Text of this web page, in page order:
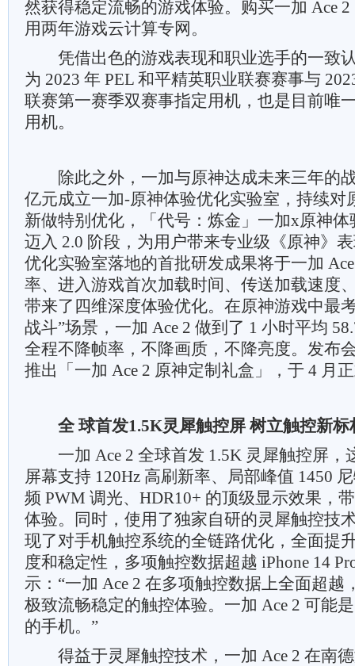
然获得稳定流畅的游戏体验。购买一加 Ace
用两年游戏云计算专网。
凭借出色的游戏表现和职业选手的一致认
为 2023 年 PEL 和平精英职业联赛赛事与
联赛第一赛季双赛事指定用机，也是目前唯
用机。
除此之外，一加与原神达成未来三年的
亿元成立一加-原神体验优化实验室，持续对
新做特别优化，「代号：炼金」一加x原神
迈入 2.0 阶段，为用户带来专业级《原神》
优化实验室落地的首批研发成果将于一加
率、进入游戏首次加载时间、传送加载速度
带来了四维深度体验优化。在原神游戏中最
战斗”场景，一加 Ace 2 做到了 1 小时平均
全程不降帧率，不降画质，不降亮度。发布
推出「一加 Ace 2 原神定制礼盒」，于 4 月
全 球首发1.5K灵犀触控屏 树立触控新标
一加 Ace 2 全球首发 1.5K 灵犀触控屏，
屏幕支持 120Hz 高刷新率、局部峰值 1450
频 PWM 调光、HDR10+ 的顶级显示效果，
体验。同时，使用了独家自研的灵犀触控技
现了对手机触控系统的全链路优化，全面提
度和稳定性，多项触控数据超越 iPhone 14
示：“一加 Ace 2 在多项触控数据上全面超越
极致流畅稳定的触控体验。一加 Ace 2 可能
的手机。”
得益于灵犀触控技术，一加 Ace 2 在南德